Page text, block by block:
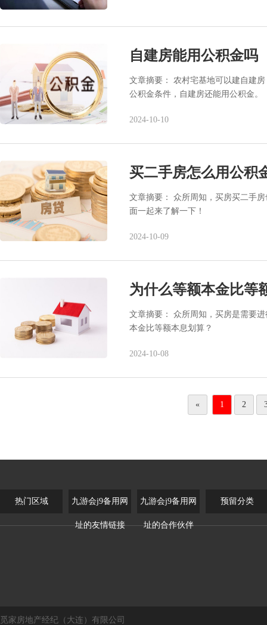
自建房能用公积金吗
文章摘要： 农村宅基地可以建自建
公积金条件，自建房还能用公积金。
2024-10-10
买二手房怎么用公积
文章摘要： 众所周知，买房买二手
面一起来了解一下！
2024-10-09
为什么等额本金比等
文章摘要： 众所周知，买房是需要
本金比等额本息划算？
2024-10-08
« 1 2
热门区域 九游会j9备用网
址的友情链接
九游会j9备用网
址的合作伙伴
预留分类
觅家房地产经纪（大连）有限公司